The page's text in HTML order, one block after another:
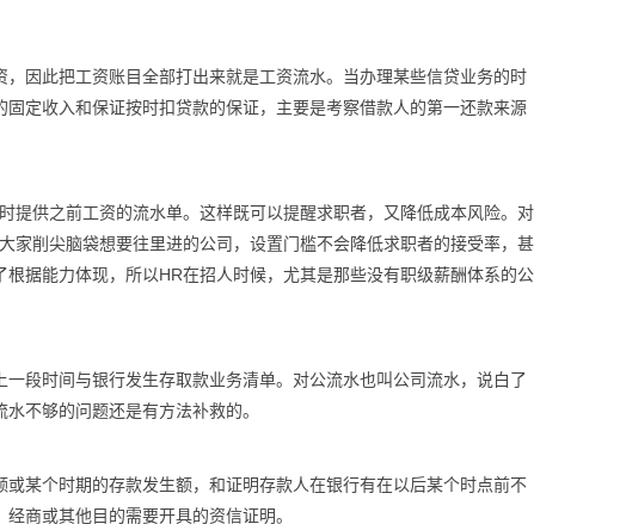
因此把工资账目全部打出来就是工资流水。当办理某些信贷业务的时
定收入和保证按时扣贷款的保证，主要是考察借款人的第一还款来源
提供之前工资的流水单。这样既可以提醒求职者，又降低成本风险。对
家削尖脑袋想要往里进的公司，设置门槛不会降低求职者的接受率，甚
据能力体现，所以HR在招人时候，尤其是那些没有职级薪酬体系的公
段时间与银行发生存取款业务清单。对公流水也叫公司流水，说白了
不够的问题还是有方法补救的。
某个时期的存款发生额，和证明存款人在银行有在以后某个时点前不
商或其他目的需要开具的资信证明。